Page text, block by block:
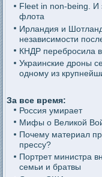
Fleet in non-being. И
флота
Ирландия и
независимости
КНДР перебросила
Украинские дроны
одному из
За все время:
Россия умирает
Мифы о Великой
Почему материал
прессу?
Портрет министра
семьи и братвы